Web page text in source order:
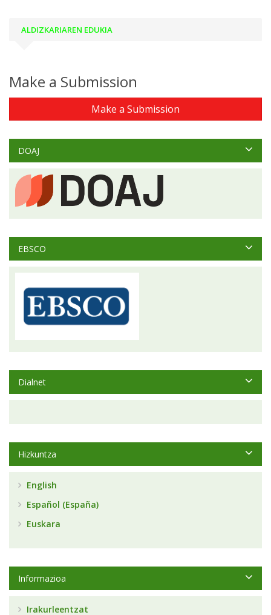
ALDIZKARIAREN EDUKIA
Make a Submission
Make a Submission
DOAJ
EBSCO
Dialnet
Hizkuntza
English
Español (España)
Euskara
Informazioa
Irakurleentzat